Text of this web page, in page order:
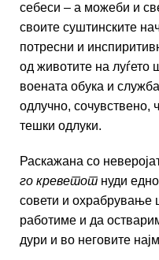
себеси – а можеби и
своите суштинските
потресни и
од животите на луѓето
воената обука и
одлучно, сочувствено,
тешки одлуки.
Раскажана со
го креветот нуди
совети и охрабрување
работиме и да
дури и во неговите